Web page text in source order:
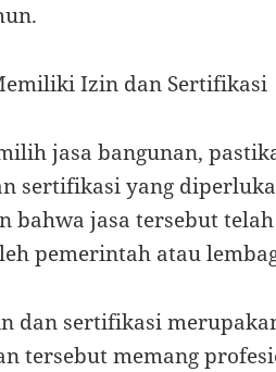
Izin dan Sertifikasi
jasa bangunan,
sertifikasi yang
bahwa jasa tersebut
pemerintah atau
dan sertifikasi
tersebut memang